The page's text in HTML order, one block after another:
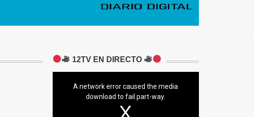
12TV EN DIRECTO
A network error caused the media
download to fail part-way.